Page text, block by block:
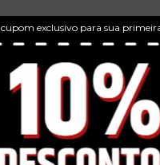
exclusivo para sua